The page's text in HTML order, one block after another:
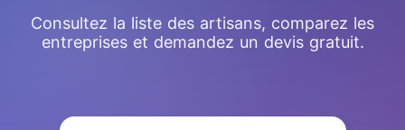
Consultez la liste des artisans, comparez les
entreprises et demandez un devis gratuit.